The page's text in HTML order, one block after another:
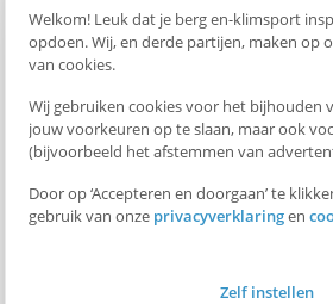
Welkom! Leuk dat je berg en-klimsport
opdoen. Wij, en derde partijen, maken op
van cookies.
Wij gebruiken cookies voor het bijhouden
jouw voorkeuren op te slaan, maar ook
(bijvoorbeeld het afstemmen van
Door op ‘Accepteren en doorgaan’ te
gebruik van onze privacyverklaringen
Zelf instellen
OVS
Toetsplan SKI3 OVS
PVB formulier SKI3 OVS
Opleidingscentrum